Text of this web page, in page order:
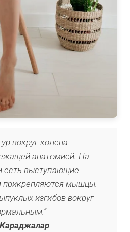
вокруг колена
анатомией. На
есть выступающие
прикрепляются мышцы.
изгибов вокруг